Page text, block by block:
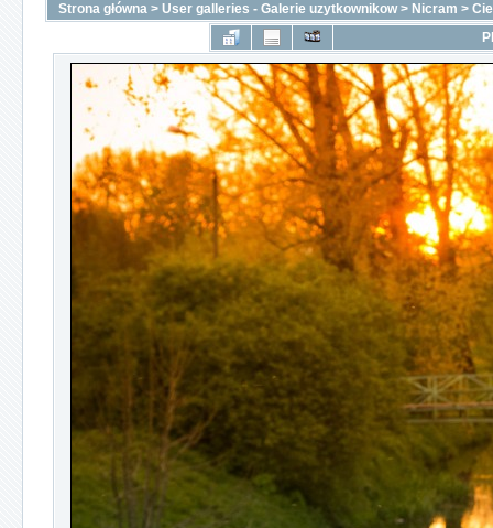
Strona główna > User galleries - Galerie uzytkownikow> Nicram >